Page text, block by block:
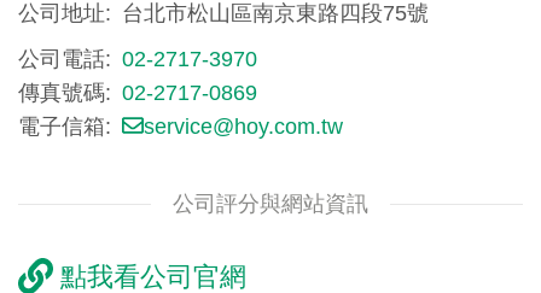
公司地址
台北市松山區南京東路四段75號
公司電話
02-2717-3970
傳真號碼
02-2717-0869
電子信箱
service@hoy.com.tw
公司評分與網站資訊
點我看公司官網